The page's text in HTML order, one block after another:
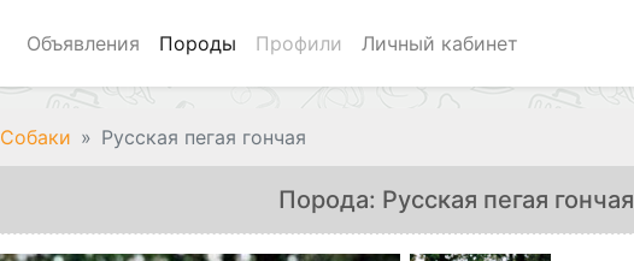
Объявления Породы Профили Личный кабинет
Собаки Русская пегая гончая
Порода: Русская пегая гончая